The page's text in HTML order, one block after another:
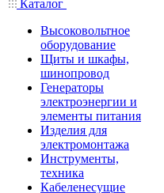
Каталог
Высоковольтное
оборудование
Щиты и шкафы,
шинопровод
Генераторы
электроэнергии и
элементы питания
Изделия для
электромонтажа
Инструменты,
техника
Кабеленесущие